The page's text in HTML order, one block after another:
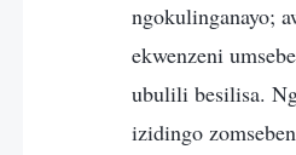
ngokulinganayo;
ekwenzeni
ubulili besilisa.
izidingo